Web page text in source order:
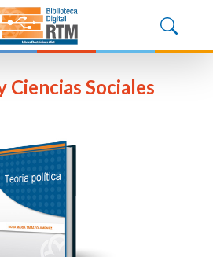
Ciencias Sociales